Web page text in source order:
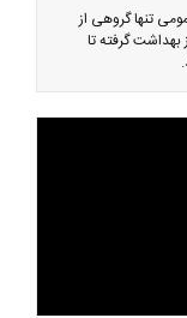
تنها گروهی از
گرفته تا